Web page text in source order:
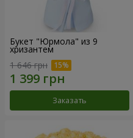
Букет "Юрмола" из 9
хризантем
1 646 грн
Заказать